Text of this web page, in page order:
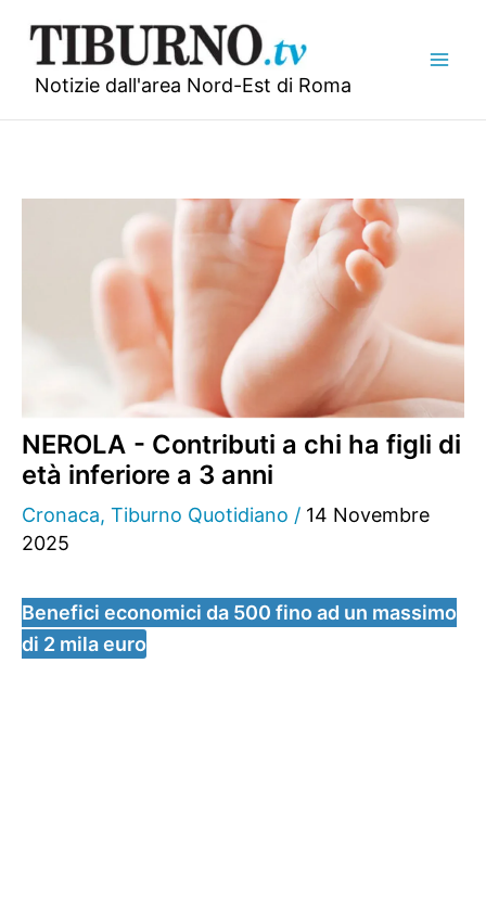
contenuto
Notizie dall'area Nord-Est di Roma
NEROLA - Contributi a chi ha figli di
età inferiore a 3 anni
Cronaca, Tiburno Quotidiano / 14 Novembre
2025
Benefici economici da 500 fino ad un massimo
di 2 mila euro